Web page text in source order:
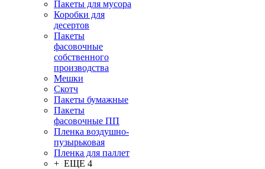
Пакеты для мусора
Коробки для
десертов
Пакеты
фасовочные
собственного
производства
Мешки
Скотч
Пакеты бумажные
Пакеты
фасовочные ПП
Пленка воздушно-
пузырьковая
Пленка для паллет
+ ЕЩЕ 4